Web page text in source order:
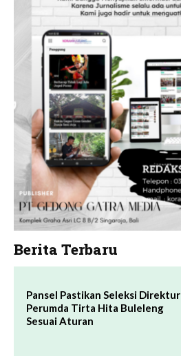
Berita Terbaru
Pansel Pastikan Seleksi Direktur
Perumda Tirta Hita Buleleng
Sesuai Aturan